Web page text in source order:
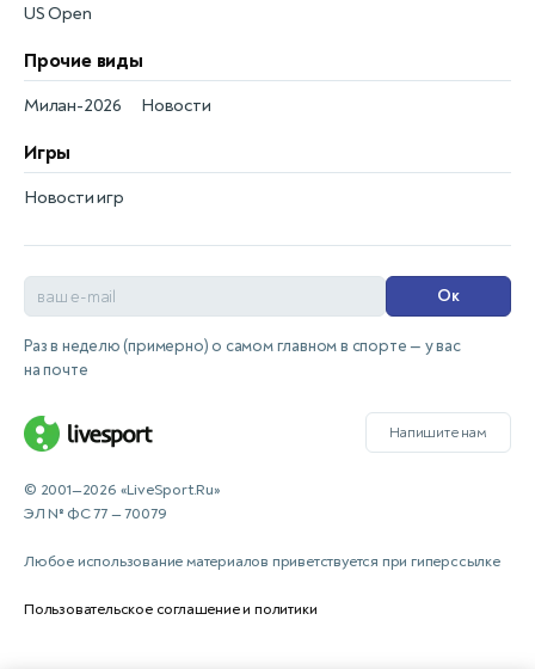
US Open
Прочие виды
Новости
Милан-2026
Игры
Новости игр
Ок
Раз в неделю (примерно) о самом главном в спорте — у вас
на почте
Напишите нам
© 2001—2026 «LiveSport.Ru»
ЭЛ № ФС 77 — 70079
Любое использование материалов приветствуется при гиперссылке
Пользовательское соглашение и политики